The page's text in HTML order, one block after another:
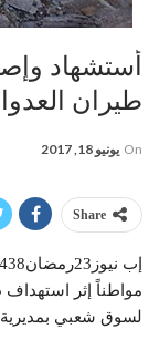
طيران
On يونيو 18, 2017
Share
مواطناً إثر
لسوق شعبي